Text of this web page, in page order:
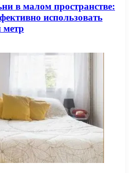
в малом пространстве:
использовать